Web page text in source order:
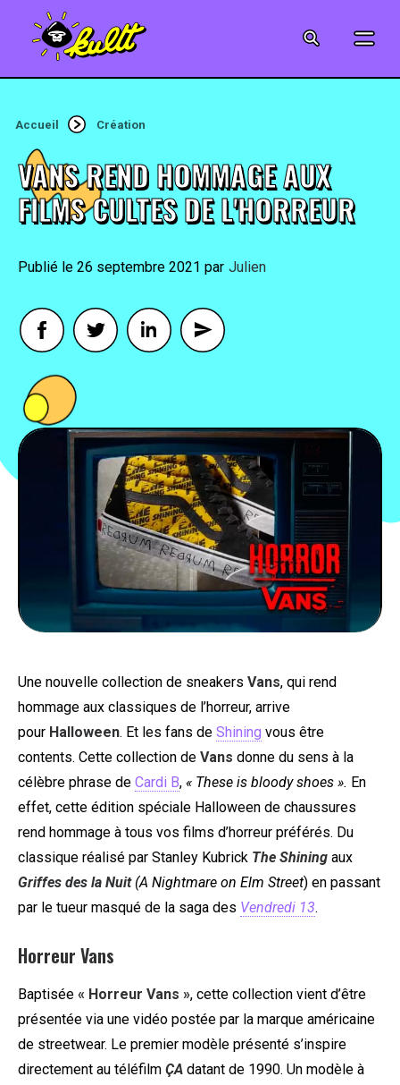
MUSIQUE
JEUX-VIDÉO
PEOPLE
FOOD
BONS PLANS
SOUTENEZ KULTT
Accueil Création
VANS REND HOMMAGE AUX
FILMS CULTES DE L'HORREUR
26 septembre 2021 By Julien
Une nouvelle collection de sneakers Vans, qui rend
hommage aux classiques de l’horreur, arrive
pour Halloween. Et les fans de Shining vous être
contents. Cette collection de Vans donne du sens à la
célèbre phrase de Cardi B, « These is bloody shoes ». En
effet, cette édition spéciale Halloween de chaussures
rend hommage à tous vos films d’horreur préférés. Du
classique réalisé par Stanley Kubrick The Shining aux
Griffes des la Nuit (A Nightmare on Elm Street) en passant
par le tueur masqué de la saga des Vendredi 13.
Horreur Vans
Baptisée « Horreur Vans », cette collection vient d’être
présentée via une vidéo postée par la marque américaine
de streetwear. Le premier modèle présenté s’inspire
directement au téléfilm ÇA datant de 1990. Un modèle à